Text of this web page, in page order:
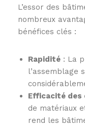
L’essor des
nombreux
bénéfices clés :
Rapidité : La
l’assemblage
Efficacité des
de matériaux
rend les